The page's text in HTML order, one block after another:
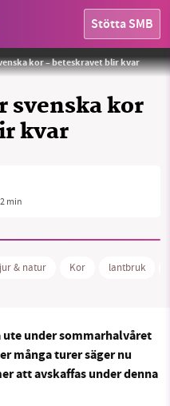
Stötta SMB
inlägg Tipsa oss
BlueSky
kor – beteskravet blir kvar
svenska kor
kvar
Holger.Ellgaard, CC BY-SA 4.0, Wikimedia Commons
2 min
& natur Kor lantbruk
under sommarhalvåret
många turer säger nu
att avskaffas under denna